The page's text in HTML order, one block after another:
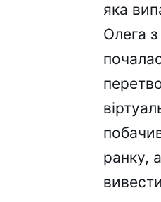
яка
Олега
ранку,